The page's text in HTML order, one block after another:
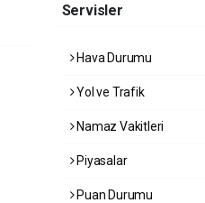
Servisler
Hava Durumu
Yol ve Trafik
Namaz Vakitleri
Piyasalar
Puan Durumu